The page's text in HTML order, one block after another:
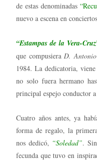
de estas denominadas
nuevo a escena en
“Estampas de la Vera-
que compusieraD.
1984. La dedicatoria,
no solo fuera hermano
principal espejo conductor
Cuatro años antes, ya
forma de regalo, la
nos dedicó, “Soledad”.
fecunda que tuvo en